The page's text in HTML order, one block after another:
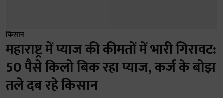
किसान
महाराष्ट्र में प्याज की कीमतों में भारी गिरावट:
50 पैसे किलो बिक रहा प्याज, कर्ज के बोझ
तले दब रहे किसान